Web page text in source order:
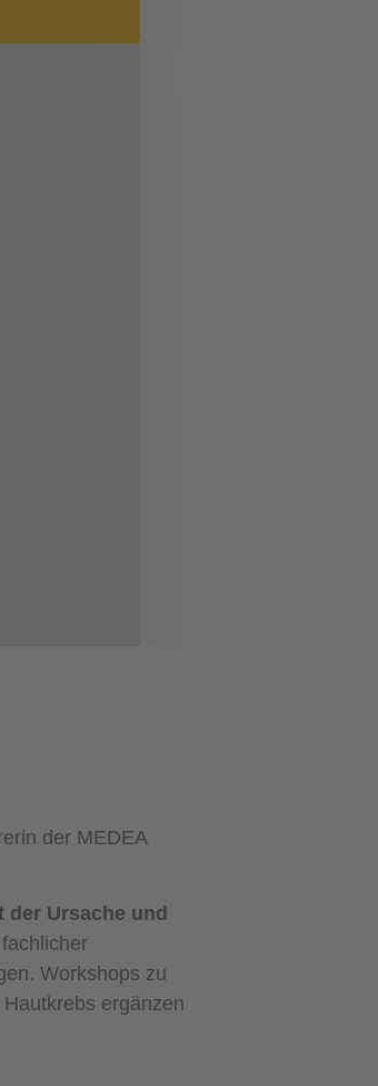
der MEDEA
der Ursache und
Workshops zu
ergänzen